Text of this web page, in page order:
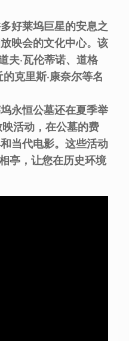
好莱坞巨星的安息之
映会的文化中心。该
夫·瓦伦蒂诺、道格
克里斯·康奈尔等名
永恒公墓还在夏季举
活动，在公墓的费
当代电影。这些活动
亭，让您在历史环境